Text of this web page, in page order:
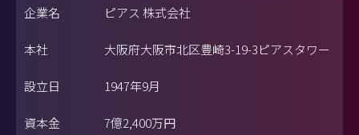
企業名 ピアス 株式会社
本社 大阪府大阪市北区豊崎3-19-3ピアスタワー
設立日 1947年9月
資本金 7億2,400万円